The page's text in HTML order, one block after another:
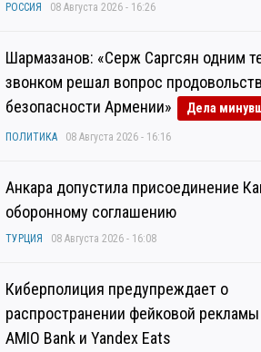
РОССИЯ 08 Августа 2026 - 16:26
Шармазанов: «Серж Саргсян одним
звонком решал вопрос
безопасности Армении»
Дела
ПОЛИТИКА 08 Августа 2026 - 16:16
Анкара допустила присоединение
оборонному соглашению
ТУРЦИЯ 08 Августа 2026 - 16:08
Киберполиция предупреждает о
распространении фейковой
AMIO Bank и Yandex Eats